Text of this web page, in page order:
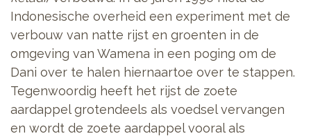
Indonesische overheid een experiment met de
verbouw van natte rijst en groenten in de
omgeving van Wamena in een poging om de
Dani over te halen hiernaartoe over te stappen.
Tegenwoordig heeft het rijst de zoete
aardappel grotendeels als voedsel vervangen
en wordt de zoete aardappel vooral als